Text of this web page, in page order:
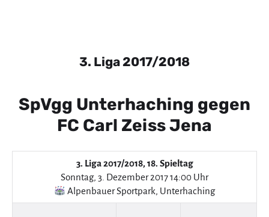
3. Liga 2017/2018
SpVgg Unterhaching gegen
FC Carl Zeiss Jena
3. Liga 2017/2018, 18. Spieltag
Sonntag, 3. Dezember 2017 14:00 Uhr
Alpenbauer Sportpark, Unterhaching